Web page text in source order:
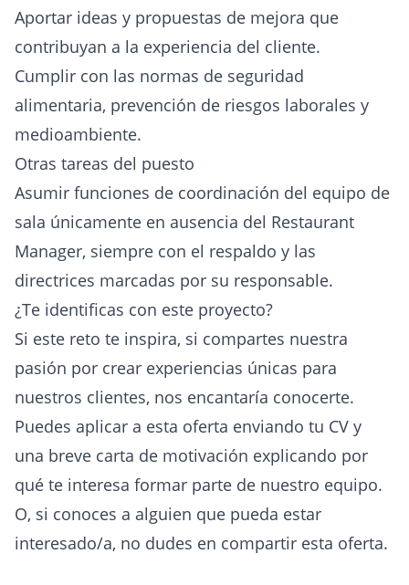
Aportar ideas y propuestas de mejora que
contribuyan a la experiencia del cliente.
Cumplir con las normas de seguridad
alimentaria, prevención de riesgos laborales y
medioambiente.
Otras tareas del puesto
Asumir funciones de coordinación del equipo de
sala únicamente en ausencia del Restaurant
Manager, siempre con el respaldo y las
directrices marcadas por su responsable.
¿Te identificas con este proyecto?
Si este reto te inspira, si compartes nuestra
pasión por crear experiencias únicas para
nuestros clientes, nos encantaría conocerte.
Puedes aplicar a esta oferta enviando tu CV y
una breve carta de motivación explicando por
qué te interesa formar parte de nuestro equipo.
O, si conoces a alguien que pueda estar
interesado/a, no dudes en compartir esta oferta.